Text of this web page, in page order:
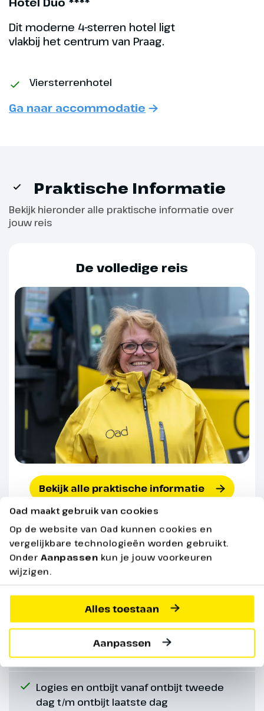
Oad maakt gebruik van cookies
Op de website van Oad kunnen cookies en
vergelijkbare technologieën worden gebruikt.
Onder Aanpassen kun je jouw voorkeuren
wijzigen.
Alles toestaan
Aanpassen
dinerpakket bij te boeken). Na
het diner kan je ook nog mee
Light Theater, waarbij d.m.v. UV
wordt gecreëerd (optioneel).
Excursie Bierbrouwerij
Praag Kerst € 18,- p.p.
Dag 5
Karlovy Vary
We verlaten Praag en rijden naar
het kuuroord Karlovy Vary. Een
kuuroorden, maar ook van het
likeurdrankje Becherovka. Hier
heb je vrije tijd om deze mooie
stad te ontdekken. Na het
bezoek rijden we verder naar de
omgeving van Leipzig voor diner
Dit moderne 4-sterren hotel ligt
vlakbij het centrum van Praag.
Viersterrenhotel
Ga naar accommodatie
Praktische Informatie
Bekijk hieronder alle praktische informatie over
jouw reis
Altijd inbegrepen
Rondreis per Comfort Class bus o.l.v.
chauffeur/reisleider
Verblijf in een 1-pers. kamer met bad of
douche en toilet
Logies en ontbijt vanaf ontbijt tweede
dag t/m ontbijt laatste dag
De volledige reis
Bekijk alle praktische informatie